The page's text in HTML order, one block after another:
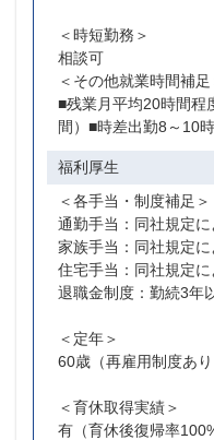
＜時短勤務＞
相談可
＜その他就業時間補足
■残業月平均20時間程
間）■時差出勤8～10
福利厚生
＜各手当・制度補足＞
通勤手当：同社規定に
家族手当：同社規定に
住宅手当：同社規定に
退職金制度：勤続3年
＜定年＞
60歳（再雇用制度あり
＜育休取得実績＞
有（育休後復帰率